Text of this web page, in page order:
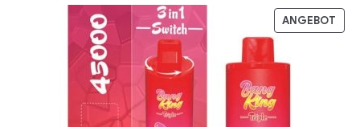
ANGEBOT